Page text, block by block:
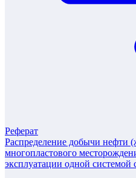
Реферат
Распределение добычи нефти
многопластового
эксплуатации одной системой